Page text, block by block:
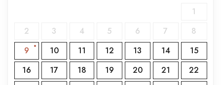
1
2
3 4 5 6 7
8
9
10 11 12 13 14
15
16
17 18 19 20 21
22